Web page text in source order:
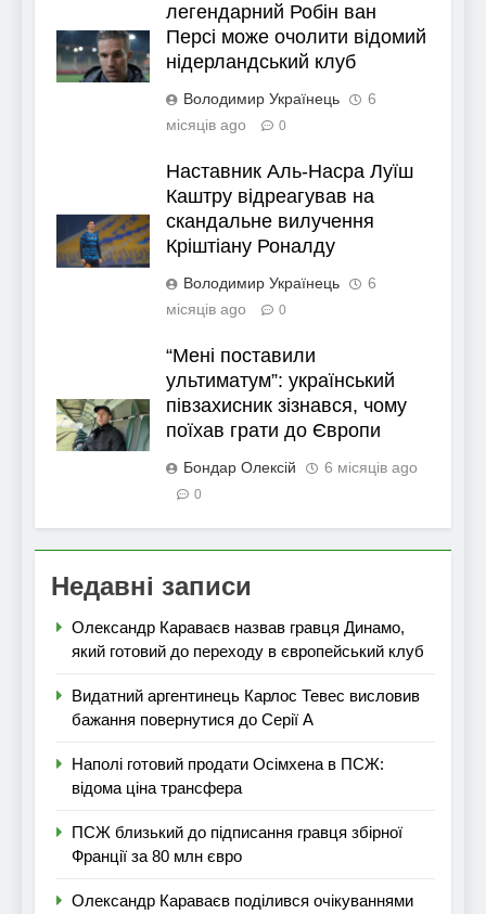
легендарний Робін ван
Персі може очолити відомий
нідерландський клуб
Володимир Українець
6
місяців ago
0
Наставник Аль-Насра Луїш
Каштру відреагував на
скандальне вилучення
Кріштіану Роналду
Володимир Українець
6
місяців ago
0
“Мені поставили
ультиматум”: український
півзахисник зізнався, чому
поїхав грати до Європи
Бондар Олексій 6 місяців ago
0
Недавні записи
Олександр Караваєв назвав гравця Динамо,
який готовий до переходу в європейський клуб
Видатний аргентинець Карлос Тевес висловив
бажання повернутися до Серії А
Наполі готовий продати Осімхена в ПСЖ:
відома ціна трансфера
ПСЖ близький до підписання гравця збірної
Франції за 80 млн євро
Олександр Караваєв поділився очікуваннями